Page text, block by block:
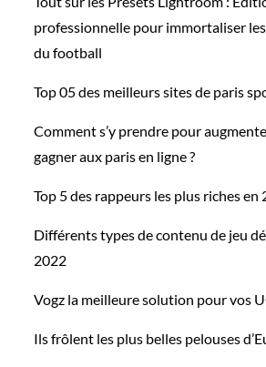
professionnelle pour immortaliser
du football
Top 05 des meilleurs sites de paris
Comment s’y prendre pour
gagner aux paris en ligne ?
Top 5 des rappeurs les plus riches en
Différents types de contenu de jeu
2022
Vogz la meilleure solution pour vos
Ils frôlent les plus belles pelouses